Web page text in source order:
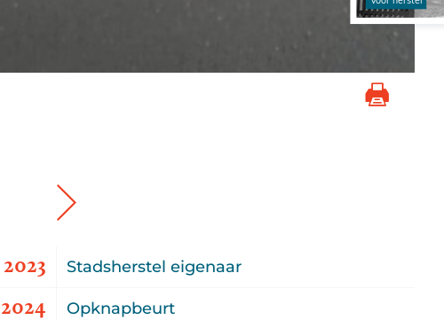
2023 Stadsherstel eigenaar
2024 Opknapbeurt